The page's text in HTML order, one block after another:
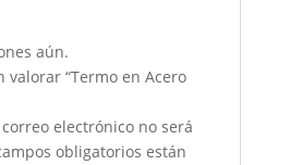
aún.
valorar “Termo en Acero
electrónico no será
obligatorios están